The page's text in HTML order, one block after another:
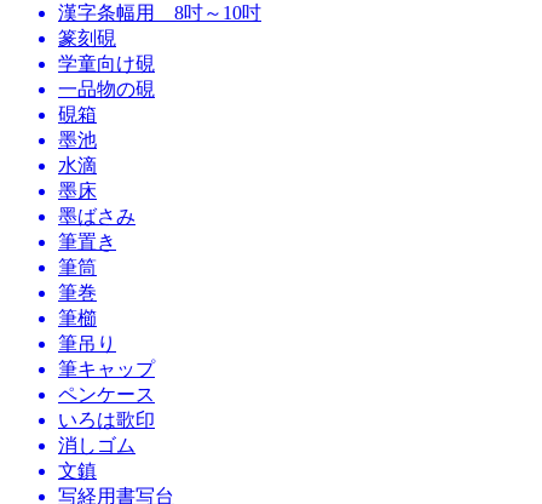
漢字条幅用 8吋～10吋
篆刻硯
学童向け硯
一品物の硯
硯箱
墨池
水滴
墨床
墨ばさみ
筆置き
筆筒
筆巻
筆櫛
筆吊り
筆キャップ
ペンケース
いろは歌印
消しゴム
文鎮
写経用書写台